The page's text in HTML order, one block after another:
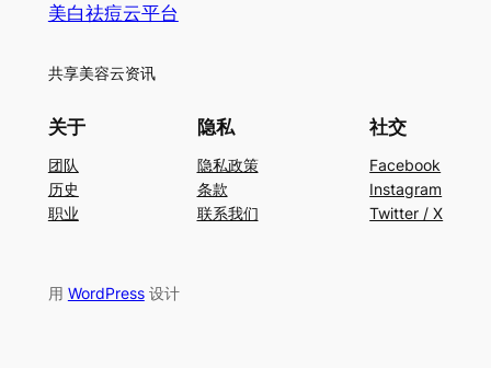
美白祛痘云平台
共享美容云资讯
关于
团队
历史
职业
隐私
隐私政策
条款
联系我们
社交
Facebook
Instagram
Twitter / X
用 WordPress设计